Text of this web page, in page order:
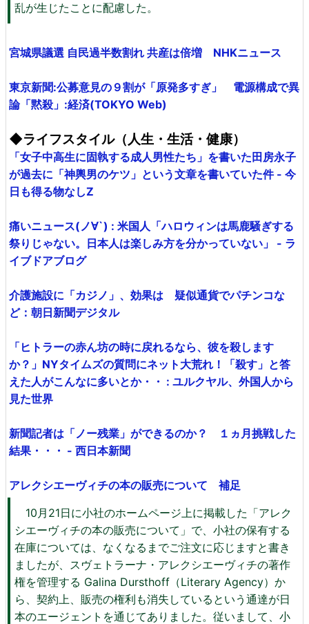
乱が生じたことに配慮した。
宮城県議選 自民過半数割れ 共産は倍増 NHKニュース
東京新聞:公募意見の９割が「原発多すぎ」 電源構成で異
論「黙殺」:経済(TOKYO Web)
◆ライフスタイル（人生・生活・健康）
「女子中高生に固執する成人男性たち」を書いた田房永子
が過去に「神輿男のケツ」という文章を書いていた件 - 今
日も得る物なしZ
痛いニュース(ノ∀`) : 米国人「ハロウィンは馬鹿騒ぎする
祭りじゃない。日本人は楽しみ方を分かっていない」 - ラ
イブドアブログ
介護施設に「カジノ」、効果は 疑似通貨でパチンコな
ど：朝日新聞デジタル
「ヒトラーの赤ん坊の時に戻れるなら、彼を殺します
か？」NYタイムズの質問にネット大荒れ！「殺す」と答
えた人がこんなに多いとか・・ : ユルクヤル、外国人から
見た世界
新聞記者は「ノー残業」ができるのか？ １ヵ月挑戦した
結果・・・ - 西日本新聞
アレクシエーヴィチの本の販売について 補足
10月21日に小社のホームページ上に掲載した「アレク
シエーヴィチの本の販売について」で、小社の保有する
在庫については、なくなるまでご注文に応じますと書き
ましたが、スヴェトラーナ・アレクシエーヴィチの著作
権を管理する Galina Dursthoff（Literary Agency）か
ら、契約上、販売の権利も消失しているという通達が日
本のエージェントを通じてありました。従いまして、小